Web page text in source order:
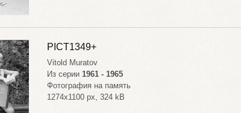
PICT1349+
Vitold Muratov
Из серии 1961 - 1965
Фотография на память
1274x1100 px, 324 kB